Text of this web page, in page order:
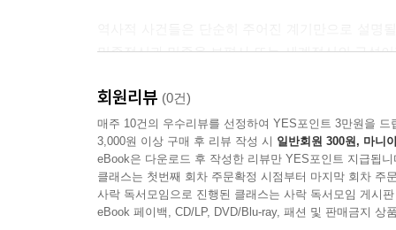
자발성의 변증법; 마르크스·로자 룩셈부르크 | 강
제24강 합리성과 부가적인 것
프로이트의 억압 이론, 자아의 현혹 | 내면성의 이
교수대’ | 칸트의 도박 사기꾼 | 결정요인으로서 선
다음 시간에 이 역사철학 테제들을 다룰 수 있도
--- p.162
여러분, 이것이 제가 원래 여러분께 역사철학과
해, 한편으로 역사철학의 전체 문제틀을 자체 내
의 범주를 다루고자 합니다. 그것은 진보의 범주
민족정신과 민족을 보편사 또는 세계정신의 구성
작동하는 ‘제2의 자연’을 적시하며, 이를 통해 역
아도르노에게서 진보는 단순한 기술적 진전을
동일성과 지배질서에서 벗어나는 과정으로 이해
창출되어야 하는 것이다. 아도르노에 따르면 칸
자유가 발현될 수 있다.
회원리뷰 (0건)
매주 10건의 우수리뷰를 선정하여 YES포인트 3만원을 드
3,000원 이상 구매 후 리뷰 작성 시 일반회원 300원, 마니
eBook은 다운로드 후 작성한 리뷰만 YES포인트 지급됩니
클래스는 첫번째 회차 주문확정 시점부터 마지막 회차 주
사락 독서모임으로 진행된 클래스는 사락 독서모임 게시
eBook 페이백, CD/LP, DVD/Blu-ray, 패션 및 판매금지 상